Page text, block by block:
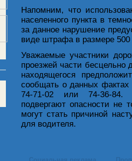
Напомним, что
населенного пункта в
за данное нарушение
виде штрафа в размере 500
Уважаемые участники
проезжей части
находящегося
сообщать о данных
74-71-02 или 74-36-84.
подвергают опасности
могут стать причиной
для водителя.